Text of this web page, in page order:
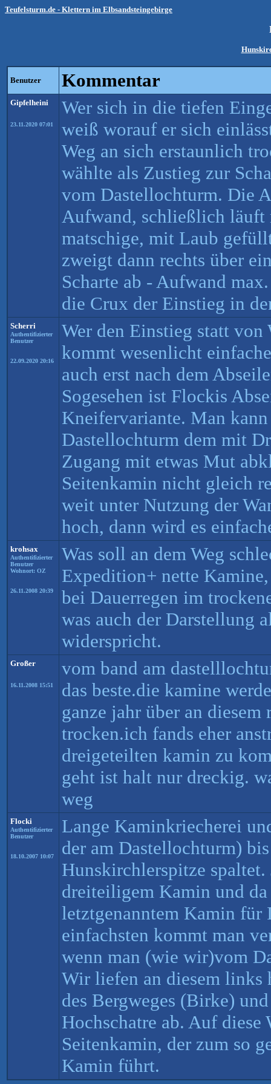
Teufelsturm.de - Klettern im Elbsandsteingebirge
Benutzer Kommentar
Gipfelheini
23.11.2020 07:01
Wer sich in die tiefen
weiß worauf er sich
Weg an sich erstaunlich
wählte als Zustieg zur
vom Dastellochturm. Die
Aufwand, schließlich läuft
matschige, mit Laub
zweigt dann rechts über
Scharte ab - Aufwand
die Crux der Einstieg in
Scherri
Authentifizierter
Benutzer
22.09.2020 20:16
Wer den Einstieg statt von
kommt wesenlicht
auch erst nach dem
Sogesehen ist Flockis
Kneifervariante. Man
Dastellochturm dem mit
Zugang mit etwas Mut
Seitenkamin nicht gleich
weit unter Nutzung der
hoch, dann wird es
krohsax
Authentifizierter
Benutzer
Wohnort: OZ
26.11.2008 20:39
Was soll an dem Weg
Expedition+ nette
bei Dauerregen im
was auch der Darstellung
widerspricht.
Großer
16.11.2008 15:51
vom band am
das beste.die kamine
ganze jahr über an
trocken.ich fands eher
dreigeteilten kamin zu
geht ist halt nur dreckig.
weg
Flocki
Authentifizierter
Benutzer
18.10.2007 10:07
Lange Kaminkriecherei
der am Dastellochturm)
Hunskirchlerspitze spaltet.
dreiteiligem Kamin und
letztgenanntem Kamin für
einfachsten kommt man
wenn man (wie wir)vom
Wir liefen an diesem links
des Bergweges (Birke)
Hochschatre ab. Auf diese
Seitenkamin, der zum so
Kamin führt.